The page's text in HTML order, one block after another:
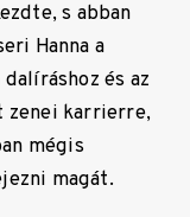
s abban
Hanna a
és az
zenei karrierre,
mégis
magát.